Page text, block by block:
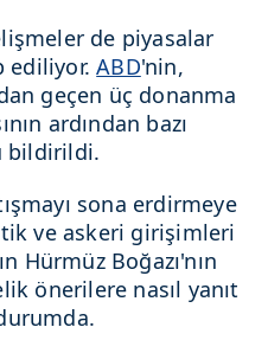
de piyasalar
ediliyor.ABD'nin,
geçen üç donanma
ardından bazı
bildirildi.
sona erdirmeye
ve askeri girişimleri
Hürmüz Boğazı'nın
önerilere nasıl yanıt